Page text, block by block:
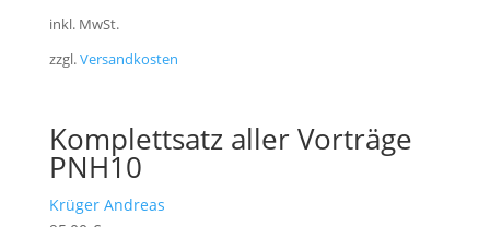
inkl. MwSt.
zzgl.Versandkosten
Komplettsatz aller Vorträge
PNH10
Krüger Andreas